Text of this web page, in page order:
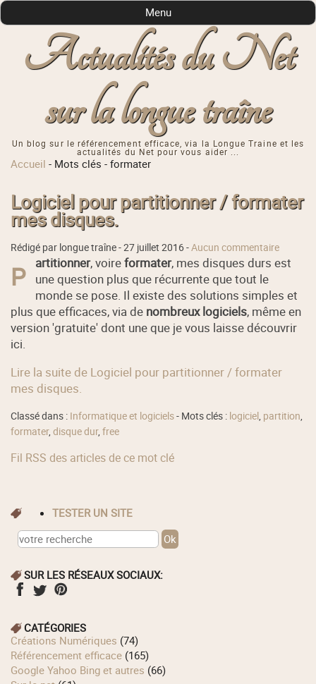
Actualités du Net
sur la longue traîne
Un blog sur le référencement efficace, via la Longue Traine et les
actualités du Net pour vous aider ...
Menu
Accueil - Mots clés -formater
Logiciel pour partitionner / formater
mes disques.
Rédigé par longue traîne -27 juillet 2016-Aucun commentaire
P artitionner, voireformater, mes disques durs est
une question plus que récurrente que tout le
monde se pose. Il existe des solutions simples et
plus que efficaces, via de nombreux logiciels, même en
version 'gratuite' dont une que je vous laisse découvrir
ici.
Lire la suite de Logiciel pour partitionner / formater
mes disques.
Classé dans : Informatique et logiciels- Mots clés : logiciel , partition,
formater,disque dur,free
Fil RSS des articles de ce mot clé
TESTER UN SITE
SUR LES RÉSEAUX SOCIAUX:
CATÉGORIES
Créations Numériques (74)
Référencement efficace (165)
Google Yahoo Bing et autres (66)